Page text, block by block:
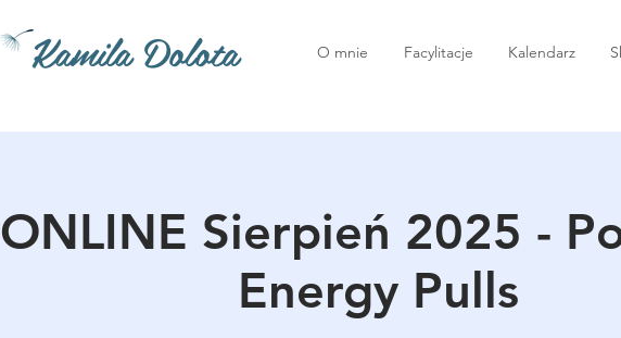
Kamila Dolota O mnie Facylitacje Kalendarz
ONLINE Sierpień 2025 -
Energy Pulls